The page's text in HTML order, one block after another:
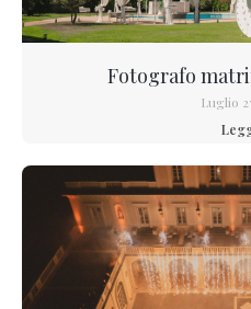
Fotografo
Luglio